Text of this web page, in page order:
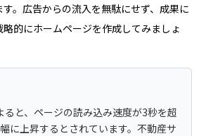
。広告からの流入を無駄にせず、成果に
的にホームページを作成してみましょ
と、ページの読み込み速度が3秒を超
に上昇するとされています。不動産サ